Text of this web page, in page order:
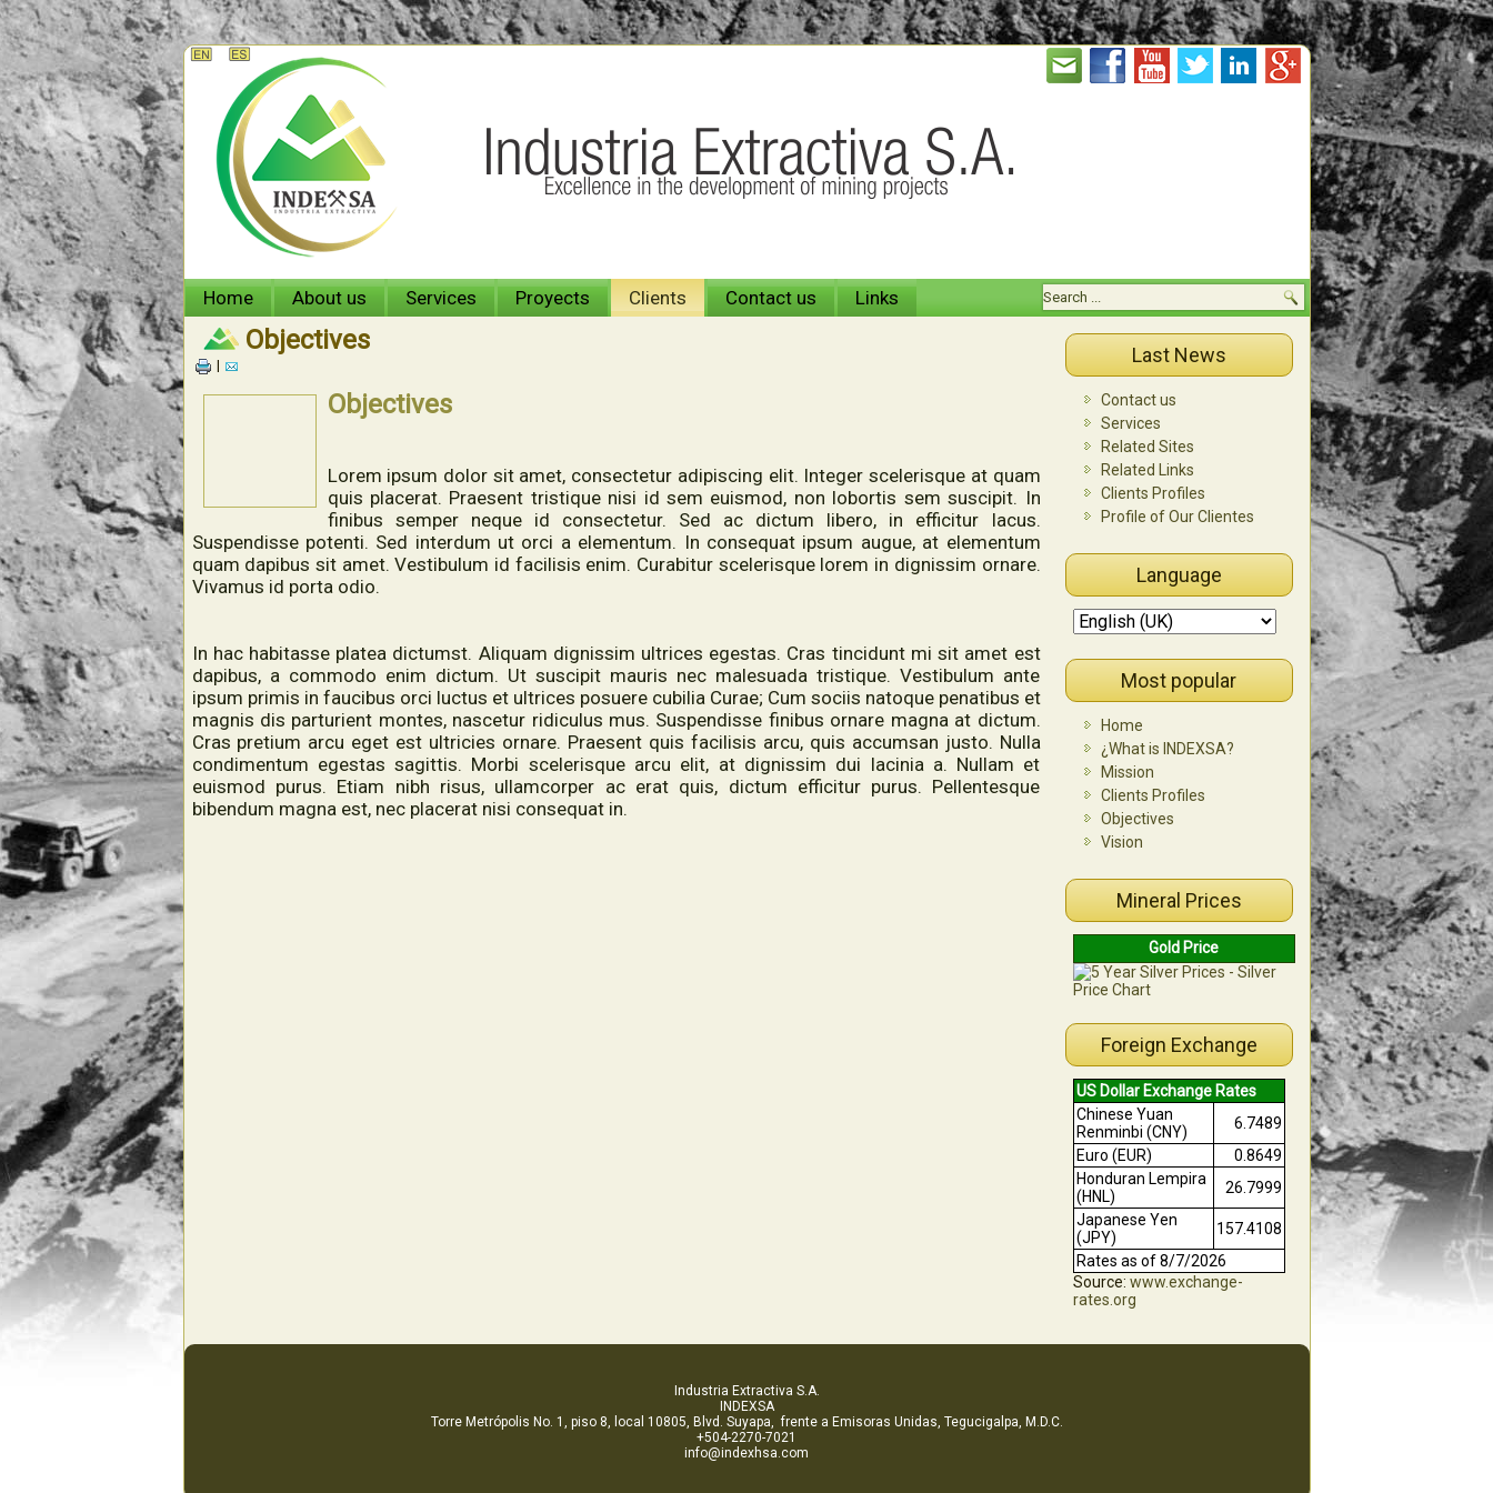
Home About us Services Proyects Clients Contact us Links
Objectives
|
Objectives
Lorem ipsum dolor sit amet, consectetur adipiscing elit. Integer scelerisque at quam
quis placerat. Praesent tristique nisi id sem euismod, non lobortis sem suscipit. In
finibus semper neque id consectetur. Sed ac dictum libero, in efficitur lacus.
Suspendisse potenti. Sed interdum ut orci a elementum. In consequat ipsum augue, at elementum
quam dapibus sit amet. Vestibulum id facilisis enim. Curabitur scelerisque lorem in dignissim ornare.
Vivamus id porta odio.
In hac habitasse platea dictumst. Aliquam dignissim ultrices egestas. Cras tincidunt mi sit amet est
dapibus, a commodo enim dictum. Ut suscipit mauris nec malesuada tristique. Vestibulum ante
ipsum primis in faucibus orci luctus et ultrices posuere cubilia Curae; Cum sociis natoque penatibus et
magnis dis parturient montes, nascetur ridiculus mus. Suspendisse finibus ornare magna at dictum.
Cras pretium arcu eget est ultricies ornare. Praesent quis facilisis arcu, quis accumsan justo. Nulla
condimentum egestas sagittis. Morbi scelerisque arcu elit, at dignissim dui lacinia a. Nullam et
euismod purus. Etiam nibh risus, ullamcorper ac erat quis, dictum efficitur purus. Pellentesque
bibendum magna est, nec placerat nisi consequat in.
Last News
Contact us
Services
Related Sites
Related Links
Clients Profiles
Profile of Our Clientes
Language
Most popular
Home
¿What is INDEXSA?
Mission
Clients Profiles
Objectives
Vision
Mineral Prices
Gold Price
Foreign Exchange
US Dollar Exchange Rates
Chinese Yuan
Renminbi (CNY)
6.7489
Euro (EUR)
0.8649
Honduran Lempira
(HNL)
26.7999
Japanese Yen
(JPY)
157.4108
Rates as of 8/7/2026
Source: www.exchange-
rates.org
Industria Extractiva S.A.
INDEXSA
Torre Metrópolis No. 1, piso 8, local 10805, Blvd. Suyapa, frente a Emisoras Unidas, Tegucigalpa, M.D.C.
+504-2270-7021
info@indexhsa.com